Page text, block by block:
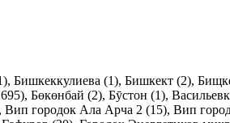
, Бишкеккулиева (1), Бишкект (2),
, Бөкөнбай (2), Бӯстон (1),
, Вип городок Ала Арча 2 (15), Вип